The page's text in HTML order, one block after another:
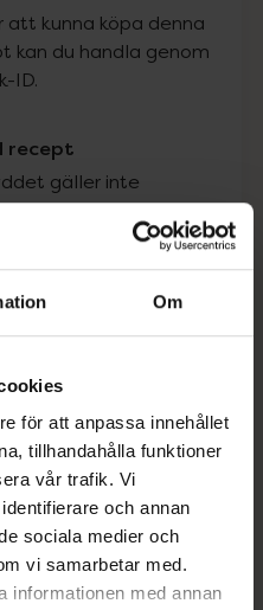
Om
för att anpassa innehållet
tillhandahålla funktioner
vår trafik. Vi
och annan
sociala medier och
vi samarbetar med.
informationen med annan
kunna köpa denna
kan du handla genom
ID.
recept
gäller inte
485 kr
Dölj